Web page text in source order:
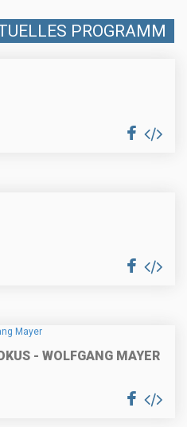
PROGRAMM
- WOLFGANG MAYER